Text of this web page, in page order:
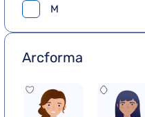
M
Arcforma